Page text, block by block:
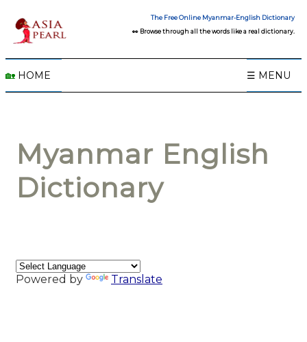
The Free Online Myanmar-English Dictionary
👀 Browse through all the words like a real dictionary.
🏡 HOME ☰ MENU
Myanmar English
Dictionary
Powered by Translate